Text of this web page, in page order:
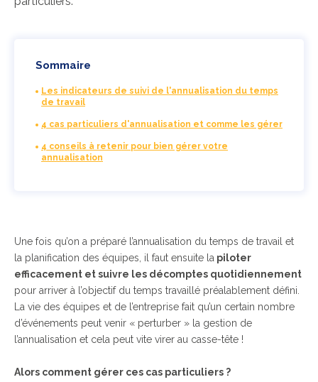
Sommaire
Les indicateurs de suivi de l'annualisation du temps
de travail
4 cas particuliers d'annualisation et comme les gérer
4 conseils à retenir pour bien gérer votre
annualisation
Une fois qu’on a préparé l’annualisation du temps de travail et
la planification des équipes, il faut ensuite la piloter
efficacement et suivre les décomptes quotidiennement
pour arriver à l’objectif du temps travaillé préalablement défini.
La vie des équipes et de l’entreprise fait qu’un certain nombre
d’événements peut venir « perturber » la gestion de
l’annualisation et cela peut vite virer au casse-tête !
Alors comment gérer ces cas particuliers ?